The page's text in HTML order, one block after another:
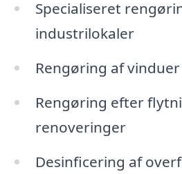
Specialiseret
industrilokaler
Rengøring af
Rengøring efter
renoveringer
Desinficering af